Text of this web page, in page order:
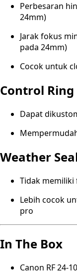
Perbesaran
24mm)
Jarak fokus
pada 24mm)
Cocok untuk
Control Ring
Dapat
Weather
Tidak
Lebih cocok
pro
In The Box
Canon RF 24-